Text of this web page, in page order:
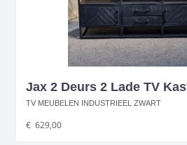
Jax 2 Deurs 2 Lade TV
TV MEUBELEN INDUSTRIEEL ZWART
€ 629,00